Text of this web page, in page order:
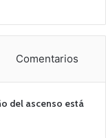
Comentarios
del ascenso está